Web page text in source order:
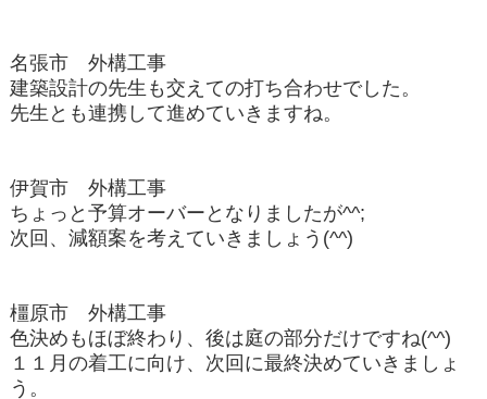
名張市 外構工事
建築設計の先生も交えての打ち合わせでした。
先生とも連携して進めていきますね。
伊賀市 外構工事
ちょっと予算オーバーとなりましたが^^;
次回、減額案を考えていきましょう(^^)
橿原市 外構工事
色決めもほぼ終わり、後は庭の部分だけですね(^^)
１１月の着工に向け、次回に最終決めていきましょ
う。